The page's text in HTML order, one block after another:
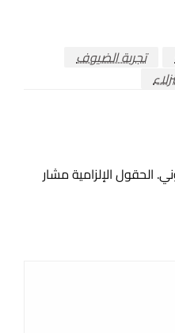
تجربة الضيوف
الحقول الإلزامية مشار